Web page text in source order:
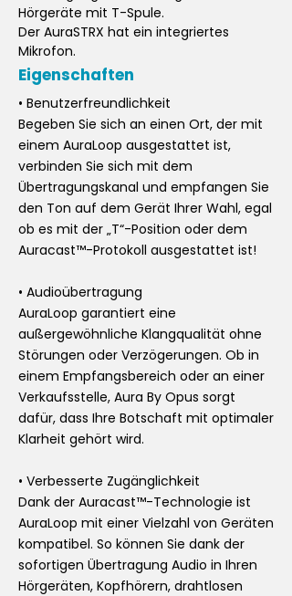
Hörgeräte mit T-Spule.
Der AuraSTRX hat ein integriertes
Mikrofon.
Eigenschaften
• Benutzerfreundlichkeit
Begeben Sie sich an einen Ort, der mit
einem AuraLoop ausgestattet ist,
verbinden Sie sich mit dem
Übertragungskanal und empfangen Sie
den Ton auf dem Gerät Ihrer Wahl, egal
ob es mit der „T“-Position oder dem
Auracast™-Protokoll ausgestattet ist!
• Audioübertragung
AuraLoop garantiert eine
außergewöhnliche Klangqualität ohne
Störungen oder Verzögerungen. Ob in
einem Empfangsbereich oder an einer
Verkaufsstelle, Aura By Opus sorgt
dafür, dass Ihre Botschaft mit optimaler
Klarheit gehört wird.
• Verbesserte Zugänglichkeit
Dank der Auracast™-Technologie ist
AuraLoop mit einer Vielzahl von Geräten
kompatibel. So können Sie dank der
sofortigen Übertragung Audio in Ihren
Hörgeräten, Kopfhörern, drahtlosen